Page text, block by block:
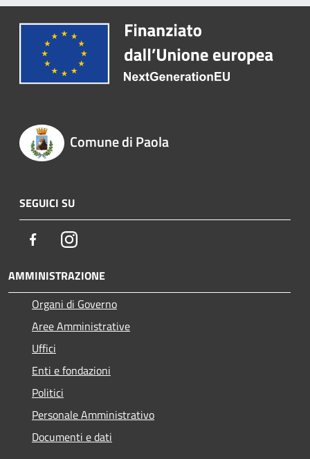
Comune di Paola
SEGUICI SU
FacebookInstagram
AMMINISTRAZIONE
Organi di Governo
Aree Amministrative
Uffici
Enti e fondazioni
Politici
Personale Amministrativo
Documenti e dati